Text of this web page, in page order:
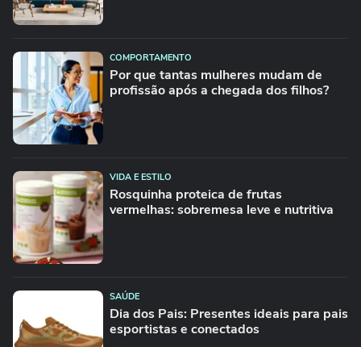
COMPORTAMENTO
Por que tantas mulheres mudam de
profissão após a chegada dos filhos?
VIDA E ESTILO
Rosquinha proteica de frutas
vermelhas: sobremesa leve e nutritiva
SAÚDE
Dia dos Pais: Presentes ideais para pais
esportistas e conectados